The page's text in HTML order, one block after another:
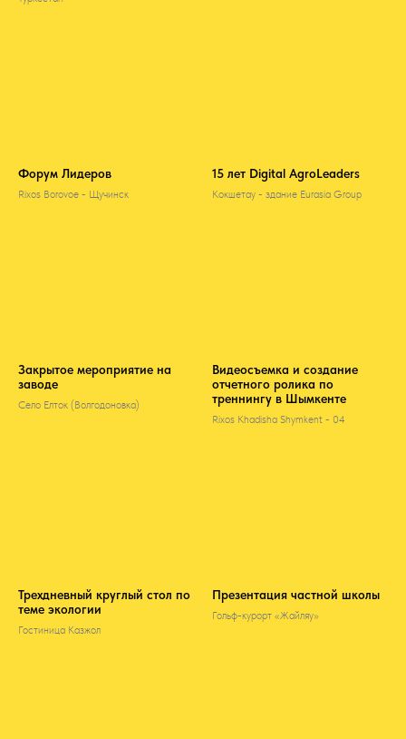
Форум Лидеров
Rixos Borovoe - Щучинск
15 лет Digital AgroLeaders
Кокшетау - здание Eurasia Group
Закрытое мероприятие на
заводе
Село Елток (Волгодоновка)
Видеосъемка и создание
отчетного ролика по
треннингу в Шымкенте
Rixos Khadisha Shymkent - 04
Трехдневный круглый стол по
теме экологии
Гостиница Казжол
Презентация частной школы
Гольф-курорт «Жайляу»